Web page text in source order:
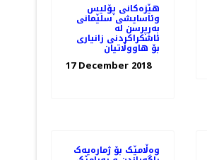
هێزەکانی پۆلیس
وئاسایشی سلێمانی
بەرپرسن لە
ئاشکراکردنی زانیاری
بۆ هاووڵاتیان
17 December 2018
وەڵامێک بۆ ژمارەیەک